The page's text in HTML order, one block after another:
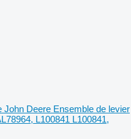
John Deere Ensemble de levier
L100841 L100841,